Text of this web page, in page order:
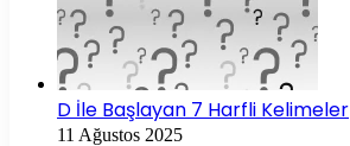
D İle Başlayan 7 Harfli Kelimeler
11 Ağustos 2025